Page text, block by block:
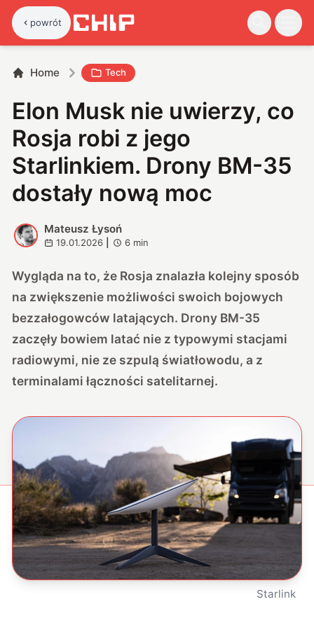
powrót
Home Tech
Elon Musk nie uwierzy, co
Rosja robi z jego
Starlinkiem. Drony BM-35
dostały nową moc
M
Mateusz Łysoń
19.01.2026 6 min
Wygląda na to, że Rosja znalazła kolejny sposób
na zwiększenie możliwości swoich bojowych
bezzałogowców latających. Drony BM-35
zaczęły bowiem latać nie z typowymi stacjami
radiowymi, nie ze szpulą światłowodu, a z
terminalami łączności satelitarnej.
Starlink